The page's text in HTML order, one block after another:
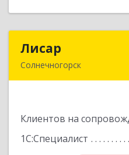
Лисар
Солнечногорск
Клиентов на
1С:Специалист